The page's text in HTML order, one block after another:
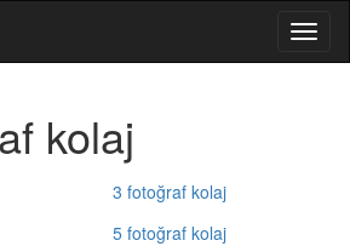
kolaj
3 fotoğraf kolaj
5 fotoğraf kolaj